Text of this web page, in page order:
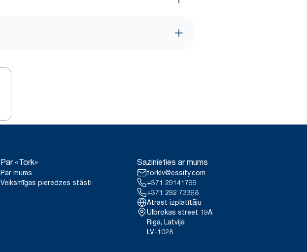
Par «Tork»
Par mums
Veiksmīgas pieredzes stāsti
Sazinieties ar mums
torklv@essity.com
+371 29141799
+371 292 73368
Atrast izplatītāju
Ulbrokas street 19A
Riga, Latvija
LV-1028